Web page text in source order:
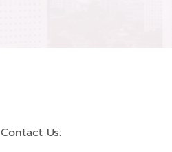
Contact Us: